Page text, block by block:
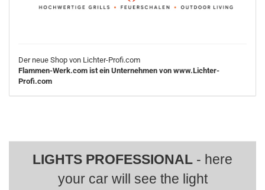
Der neue Shop von Lichter-Profi.com
Flammen-Werk.com ist ein Unternehmen von www.Lichter-
Profi.com
LIGHTS PROFESSIONAL - here
your car will see the light